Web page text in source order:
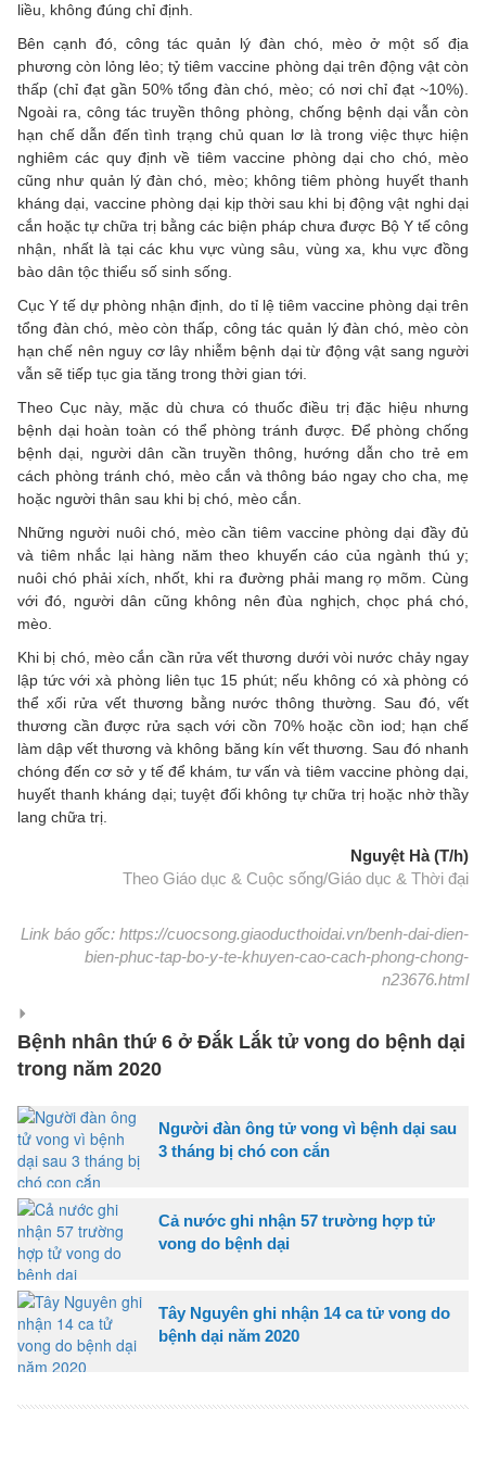
liều, không đúng chỉ định.
Bên cạnh đó, công tác quản lý đàn chó, mèo ở một số địa
phương còn lỏng lẻo; tỷ tiêm vaccine phòng dại trên động vật còn
thấp (chỉ đạt gần 50% tổng đàn chó, mèo; có nơi chỉ đạt ~10%).
Ngoài ra, công tác truyền thông phòng, chống bệnh dại vẫn còn
hạn chế dẫn đến tình trạng chủ quan lơ là trong việc thực hiện
nghiêm các quy định về tiêm vaccine phòng dại cho chó, mèo
cũng như quản lý đàn chó, mèo; không tiêm phòng huyết thanh
kháng dại, vaccine phòng dại kịp thời sau khi bị động vật nghi dại
cắn hoặc tự chữa trị bằng các biện pháp chưa được Bộ Y tế công
nhận, nhất là tại các khu vực vùng sâu, vùng xa, khu vực đồng
bào dân tộc thiểu số sinh sống.
Cục Y tế dự phòng nhận định, do tỉ lệ tiêm vaccine phòng dại trên
tổng đàn chó, mèo còn thấp, công tác quản lý đàn chó, mèo còn
hạn chế nên nguy cơ lây nhiễm bệnh dại từ động vật sang người
vẫn sẽ tiếp tục gia tăng trong thời gian tới.
Theo Cục này, mặc dù chưa có thuốc điều trị đặc hiệu nhưng
bệnh dại hoàn toàn có thể phòng tránh được. Để phòng chống
bệnh dại, người dân cần truyền thông, hướng dẫn cho trẻ em
cách phòng tránh chó, mèo cắn và thông báo ngay cho cha, mẹ
hoặc người thân sau khi bị chó, mèo cắn.
Những người nuôi chó, mèo cần tiêm vaccine phòng dại đầy đủ
và tiêm nhắc lại hàng năm theo khuyến cáo của ngành thú y;
nuôi chó phải xích, nhốt, khi ra đường phải mang rọ mõm. Cùng
với đó, người dân cũng không nên đùa nghịch, chọc phá chó,
mèo.
Khi bị chó, mèo cắn cần rửa vết thương dưới vòi nước chảy ngay
lập tức với xà phòng liên tục 15 phút; nếu không có xà phòng có
thể xối rửa vết thương bằng nước thông thường. Sau đó, vết
thương cần được rửa sạch với cồn 70% hoặc cồn iod; hạn chế
làm dập vết thương và không băng kín vết thương. Sau đó nhanh
chóng đến cơ sở y tế để khám, tư vấn và tiêm vaccine phòng dại,
huyết thanh kháng dại; tuyệt đối không tự chữa trị hoặc nhờ thầy
lang chữa trị.
Nguyệt Hà (T/h)
Theo Giáo dục & Cuộc sống/Giáo dục & Thời đại
Link báo gốc: https://cuocsong.giaoducthoidai.vn/benh-dai-dien-
bien-phuc-tap-bo-y-te-khuyen-cao-cach-phong-chong-
n23676.html
Bệnh nhân thứ 6 ở Đắk Lắk tử vong do bệnh dại
trong năm 2020
Người đàn ông tử vong vì bệnh dại sau
3 tháng bị chó con cắn
Cả nước ghi nhận 57 trường hợp tử
vong do bệnh dại
Tây Nguyên ghi nhận 14 ca tử vong do
bệnh dại năm 2020